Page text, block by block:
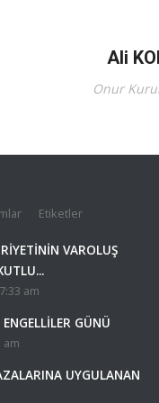
Ali
Onur
Etiketler
VAROLUŞ
am
GÜNÜ
am
UYGULANAN